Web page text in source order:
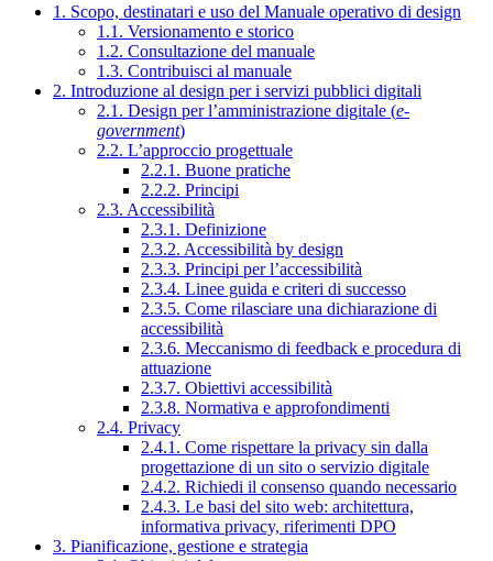
1. Scopo, destinatari e uso del Manuale operativo di design
1.1. Versionamento e storico
1.2. Consultazione del manuale
1.3. Contribuisci al manuale
2. Introduzione al design per i servizi pubblici digitali
2.1. Design per l’amministrazione digitale (e-
government)
2.2. L’approccio progettuale
2.2.1. Buone pratiche
2.2.2. Principi
2.3. Accessibilità
2.3.1. Definizione
2.3.2. Accessibilità by design
2.3.3. Principi per l’accessibilità
2.3.4. Linee guida e criteri di successo
2.3.5. Come rilasciare una dichiarazione di
accessibilità
2.3.6. Meccanismo di feedback e procedura di
attuazione
2.3.7. Obiettivi accessibilità
2.3.8. Normativa e approfondimenti
2.4. Privacy
2.4.1. Come rispettare la privacy sin dalla
progettazione di un sito o servizio digitale
2.4.2. Richiedi il consenso quando necessario
2.4.3. Le basi del sito web: architettura,
informativa privacy, riferimenti DPO
3. Pianificazione, gestione e strategia